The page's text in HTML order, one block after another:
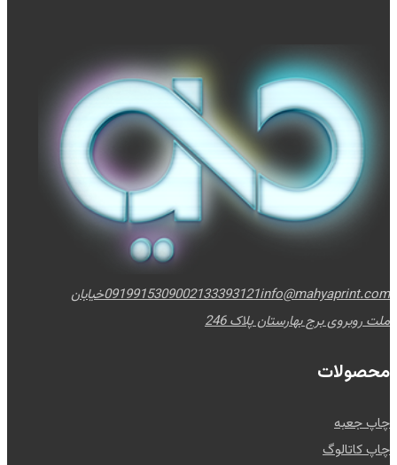
0919915309002133393121info@mahyaprint.com
خیابان
ملت روبروی برج بهارستان پلاک 246
محصولات
چاپ جعبه
چاپ کاتالوگ